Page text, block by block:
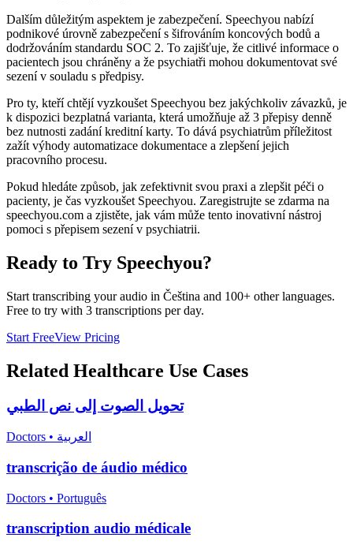
Dalším důležitým aspektem je zabezpečení. Speechyou nabízí
podnikové úrovně zabezpečení s šifrováním koncových bodů a
dodržováním standardu SOC 2. To zajišťuje, že citlivé informace o
pacientech jsou chráněny a že psychiatři mohou dokumentovat své
sezení v souladu s předpisy.
Pro ty, kteří chtějí vyzkoušet Speechyou bez jakýchkoliv závazků, je
k dispozici bezplatná varianta, která umožňuje až 3 přepisy denně
bez nutnosti zadání kreditní karty. To dává psychiatrům příležitost
zažít výhody automatizace dokumentace a zlepšení jejich
pracovního procesu.
Pokud hledáte způsob, jak zefektivnit svou praxi a zlepšit péči o
pacienty, je čas vyzkoušet Speechyou. Zaregistrujte se zdarma na
speechyou.com a zjistěte, jak vám může tento inovativní nástroj
pomoci s přepisem sezení v psychiatrii.
Ready to Try Speechyou?
Start transcribing your audio in Čeština and 100+ other languages.
Free to try with 3 transcriptions per day.
Start FreeView Pricing
Related Healthcare Use Cases
تحويل الصوت إلى نص الطبي
Doctors • العربية
transcrição de áudio médico
Doctors • Português
transcription audio médicale